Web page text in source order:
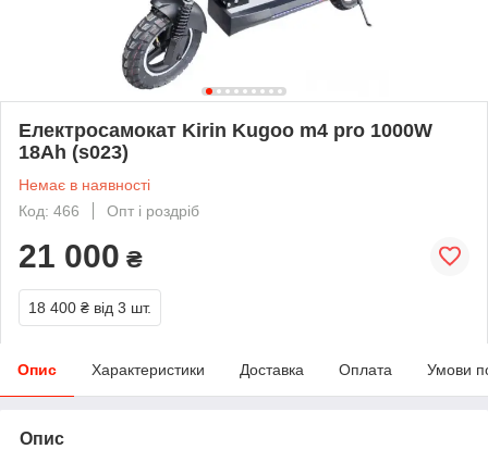
Електросамокат Kirin Kugoo m4 pro 1000W
18Ah (s023)
Немає в наявності
Код: 466
Опт і роздріб
21 000 ₴
18 400 ₴ від 3 шт.
Опис Характеристики Доставка Оплата Умови
Опис